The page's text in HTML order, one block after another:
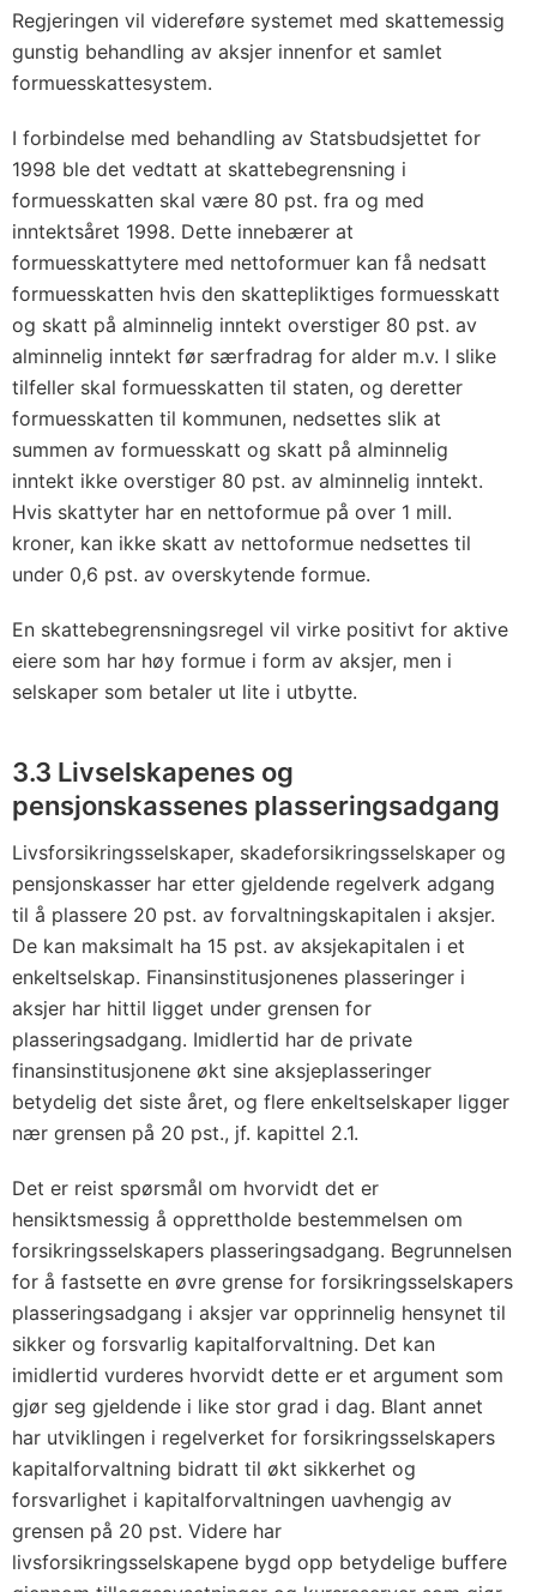
Regjeringen vil videreføre systemet med skattemessig
gunstig behandling av aksjer innenfor et samlet
formuesskattesystem.
I forbindelse med behandling av Statsbudsjettet for
1998 ble det vedtatt at skattebegrensning i
formuesskatten skal være 80 pst. fra og med
inntektsåret 1998. Dette innebærer at
formuesskattytere med nettoformuer kan få nedsatt
formuesskatten hvis den skattepliktiges formuesskatt
og skatt på alminnelig inntekt overstiger 80 pst. av
alminnelig inntekt før særfradrag for alder m.v. I slike
tilfeller skal formuesskatten til staten, og deretter
formuesskatten til kommunen, nedsettes slik at
summen av formuesskatt og skatt på alminnelig
inntekt ikke overstiger 80 pst. av alminnelig inntekt.
Hvis skattyter har en nettoformue på over 1 mill.
kroner, kan ikke skatt av nettoformue nedsettes til
under 0,6 pst. av overskytende formue.
En skattebegrensningsregel vil virke positivt for aktive
eiere som har høy formue i form av aksjer, men i
selskaper som betaler ut lite i utbytte.
3.3 Livselskapenes og
pensjonskassenes plasseringsadgang
Livsforsikringsselskaper, skadeforsikringsselskaper og
pensjonskasser har etter gjeldende regelverk adgang
til å plassere 20 pst. av forvaltningskapitalen i aksjer.
De kan maksimalt ha 15 pst. av aksjekapitalen i et
enkeltselskap. Finansinstitusjonenes plasseringer i
aksjer har hittil ligget under grensen for
plasseringsadgang. Imidlertid har de private
finansinstitusjonene økt sine aksjeplasseringer
betydelig det siste året, og flere enkeltselskaper ligger
nær grensen på 20 pst., jf. kapittel 2.1.
Det er reist spørsmål om hvorvidt det er
hensiktsmessig å opprettholde bestemmelsen om
forsikringsselskapers plasseringsadgang. Begrunnelsen
for å fastsette en øvre grense for forsikringsselskapers
plasseringsadgang i aksjer var opprinnelig hensynet til
sikker og forsvarlig kapitalforvaltning. Det kan
imidlertid vurderes hvorvidt dette er et argument som
gjør seg gjeldende i like stor grad i dag. Blant annet
har utviklingen i regelverket for forsikringsselskapers
kapitalforvaltning bidratt til økt sikkerhet og
forsvarlighet i kapitalforvaltningen uavhengig av
grensen på 20 pst. Videre har
livsforsikringsselskapene bygd opp betydelige buffere